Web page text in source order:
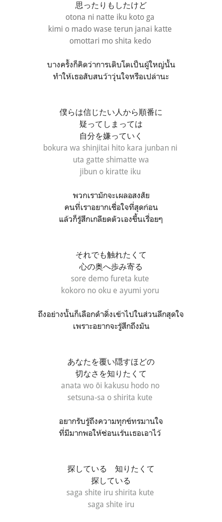
思ったりもしたけど
otona ni natte iku koto ga
kimi o mado wase terun janai katte
omottari mo shita kedo
บางครั้งก็คิดว่าการเติบโตเป็นผู้ใหญ่นั้น
ทำให้เธอสับสนว้าวุ่นใจหรือเปล่านะ
僕らは信じたい人から順番に
疑ってしまっては
自分を嫌っていく
bokura wa shinjitai hito kara junban ni
uta gatte shimatte wa
jibun o kiratte iku
พวกเรามักจะเผลอสงสัย
คนที่เราอยากเชื่อใจที่สุดก่อน
แล้วก็รู้สึกเกลียดตัวเองขึ้นเรื่อยๆ
それでも触れたくて
心の奥へ歩み寄る
sore demo fureta kute
kokoro no oku e ayumi yoru
ถึงอย่างนั้นก็เลือกดำดิ่งเข้าไปในส่วนลึกสุดใจ
เพราะอยากจะรู้สึกถึงมัน
あなたを覆い隠すほどの
切なさを知りたくて
anata wo ōi kakusu hodo no
setsuna-sa o shirita kute
อยากรับรู้ถึงความทุกข์ทรมานใจ
ที่มีมากพอให้ซ่อนเร้นเธอเอาไว้
探している 知りたくて
探している
saga shite iru shirita kute
saga shite iru